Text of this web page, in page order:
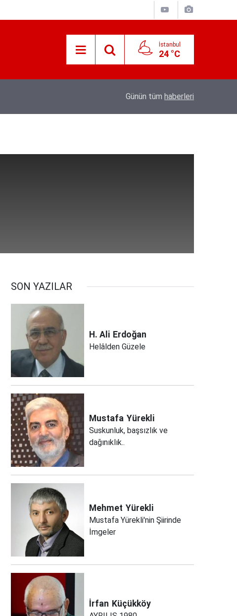
İstanbul
24 °C
Akyaka'yı aratmayan Bucak Vadisi
Günün tüm haberleri
SON YAZILAR
H. Ali Erdoğan
Helâlden Güzele
Mustafa Yürekli
Suskunluk, başsızlık ve
dağınıklık..
Mehmet Yürekli
Mustafa Yürekli'nin Şiirinde
İmgeler
İrfan Küçükköy